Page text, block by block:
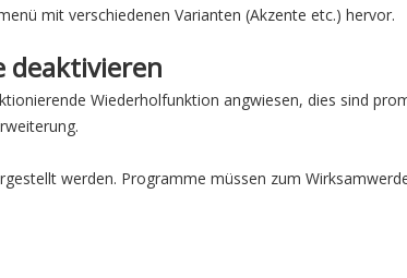
mit verschiedenen Varianten (Akzente etc.) hervor.
deaktivieren
Wiederholfunktion angwiesen, dies sind
werden. Programme müssen zum